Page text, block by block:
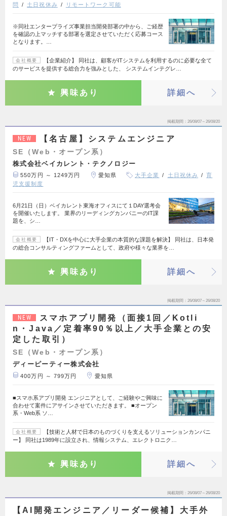
問
土日祝休み リモートワーク可能
※同社エンタープライズ事業担当開発部署の中から、ご経歴
を確認の上マッチする部署を選定させていただく応募コース
となります。…
会社概要
【企業紹介】 同社は、顧客がITシステムを利用するのに必要な全て
のサービスを提供する総合力を強みとした、 システムインテグレ…
興味あり 詳細へ
掲載期間 26/08/07～26/08/20
NEW 【名古屋】システムエンジニア
SE（Web・オープン系）
株式会社ベイカレント・テクノロジー
550万円 ～ 1249万円 愛知県 大手企業 土日祝休み
育
児支援制度
6月21日（日）ベイカレント東海オフィスにて１DAY選考会
を開催いたします。 業界のリーディングカンパニーのIT課
題を、シ…
会社概要
【IT・DXを中心に大手企業の本質的な課題を解決】 同社は、日本発
の総合コンサルティングファームとして、政府や様々な業界を…
興味あり 詳細へ
掲載期間 26/08/07～26/08/20
NEW
スマホアプリ開発（面接1回／Kotli
n・Java／定着率90％以上／大手企業との安
定した取引）
SE（Web・オープン系）
ディーピーティー株式会社
400万円 ～ 799万円 愛知県
■スマホ系アプリ開発 エンジニアとして、ご経験やご興味に
合わせて案件にアサインさせていただきます。 ■オープン
系・Web系 ソ…
会社概要
【技術と人材で日本のものづくりを支えるソリューションカンパニ
ー】 同社は1989年に設立され、情報システム、エレクトロニク…
興味あり 詳細へ
掲載期間 26/08/07～26/08/20
【AI開発エンジニア／リーダー候補】大手外